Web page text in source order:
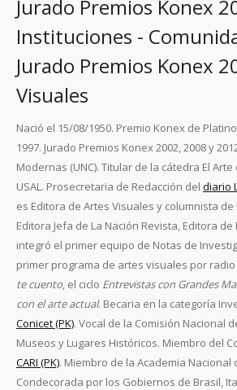
Jurado Premios Konex
Instituciones -
Jurado Premios Konex
Visuales
Nació el 15/08/1950. Premio Konex de
1997. Jurado Premios Konex 2002, 2008 y
Modernas (UNC). Titular de la cátedra El
USAL. Prosecretaria de Redacción del diario
es Editora de Artes Visuales y columnista de
Editora Jefa de La Nación Revista, Editora
integró el primer equipo de Notas de
primer programa de artes visuales por
te cuento, el ciclo Entrevistas con Grandes
con el arte actual. Becaria en la categoría
Conicet (PK). Vocal de la Comisión Nacional
Museos y Lugares Históricos. Miembro del
CARI (PK). Miembro de la Academia Nacional
Condecorada por los Gobiernos de Brasil,